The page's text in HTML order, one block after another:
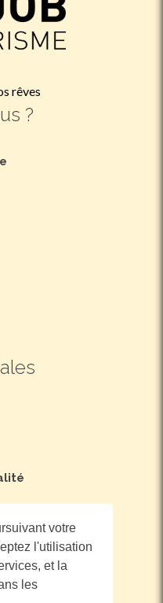
votre
l'utilisation
et la
les
rêves
?
de presse